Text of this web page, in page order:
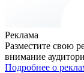
Реклама
Разместите свою
внимание
Подробнее о